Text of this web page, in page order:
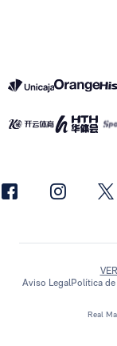
Real
Aviso LegalPolítica de